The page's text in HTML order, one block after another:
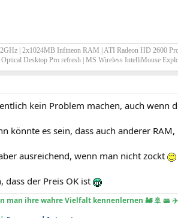
| 2x1024MB Infineon RAM | ATI Radeon HD 2600
Optical Desktop Pro refresh | MS Wireless IntelliMouse
kein Problem machen, auch wenn
könnte es sein, dass auch anderer
ausreichend, wenn man nicht zockt
dass der Preis OK ist
man ihre wahre Vielfalt kennenlernen 🚂 🚢 🚟 ✈️